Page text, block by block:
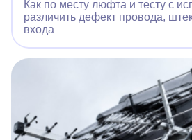
Как по месту люфта и тесту с
различить дефект провода,
входа